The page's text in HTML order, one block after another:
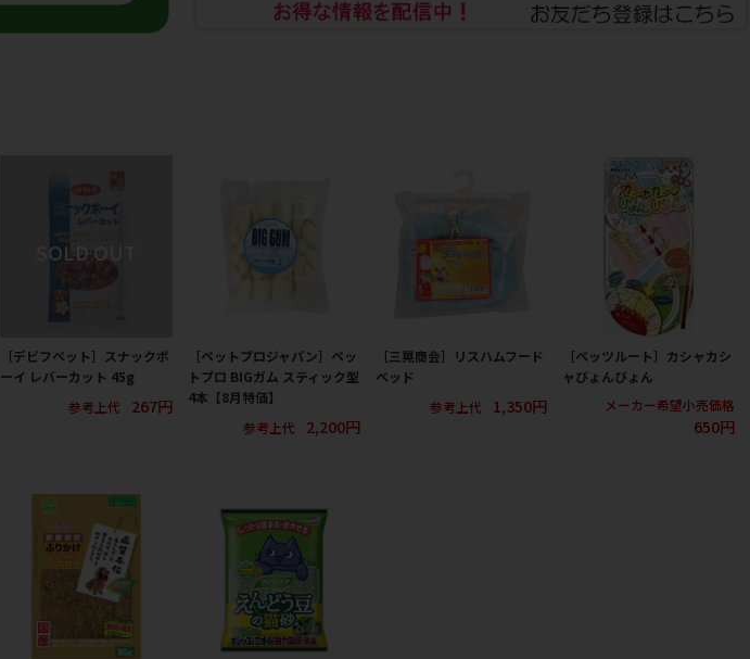
［デビフペット］スナックボ
ーイ レバーカット 45g
参考上代
267円
［ペットプロジャパン］ペッ
トプロ BIGガム スティック型
4本【8月特価】
参考上代
2,200円
［三晃商会］リスハムフード
ベッド
参考上代
1,350円
［ペッツルート］カシャカシ
ャびょんびょん
メーカー希望小売価格
650円